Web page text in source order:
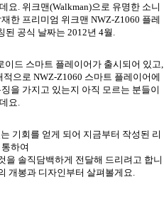
요. 위크맨(Walkman)으로 유명한 소니
한 프리미엄 위크맨 NWZ-Z1060 플레
된 공식 날짜는 2012년 4월.
드 스마트 플레이어가 출시되어 있고,
으로 NWZ-Z1060 스마트 플레이어에
을 가지고 있는지 아직 모르는 분들이
요.
기회를 얻게 되어 지금부터 작성된 리
하여
을 솔직담백하게 전달해 드리려고 합니
개봉과 디자인부터 살펴볼게요.